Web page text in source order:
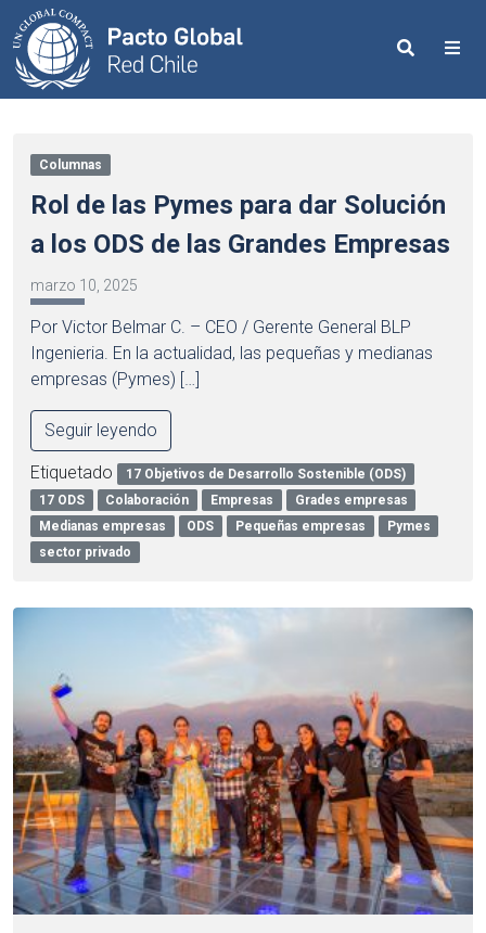
Search
Columnas
Rol de las Pymes para dar Solución
a los ODS de las Grandes Empresas
marzo 10, 2025
Por Victor Belmar C. – CEO / Gerente General BLP
Ingenieria. En la actualidad, las pequeñas y medianas
empresas (Pymes) […]
Seguir leyendo
Etiquetado
17 Objetivos de Desarrollo Sostenible (ODS)
17 ODS
Colaboración Empresas
Grades empresas
Medianas empresas
ODS Pequeñas empresas
Pymes
sector privado